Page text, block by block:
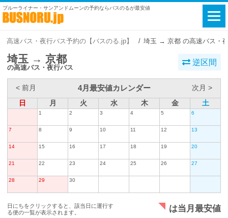
ブルーライナー・サンアンドムーンの予約ならバスのるが最安値
高速バス・夜行バス予約の【バスのる.jp】 埼玉 → 京都 の高速バス・
埼玉 → 京都
の高速バス・夜行バス
逆区間
< 前月 4月最安値カレンダー
次月 >
日
月 火 水 木 金 土
1 2 3 4 5 6
7 8 9 10 11 12 13
14 15 16 17 18 19 20
21 22 23 24 25 26 27
28 29 30
日にちをクリックすると、該当日に運行す
る便の一覧が表示されます。
は当月最安値